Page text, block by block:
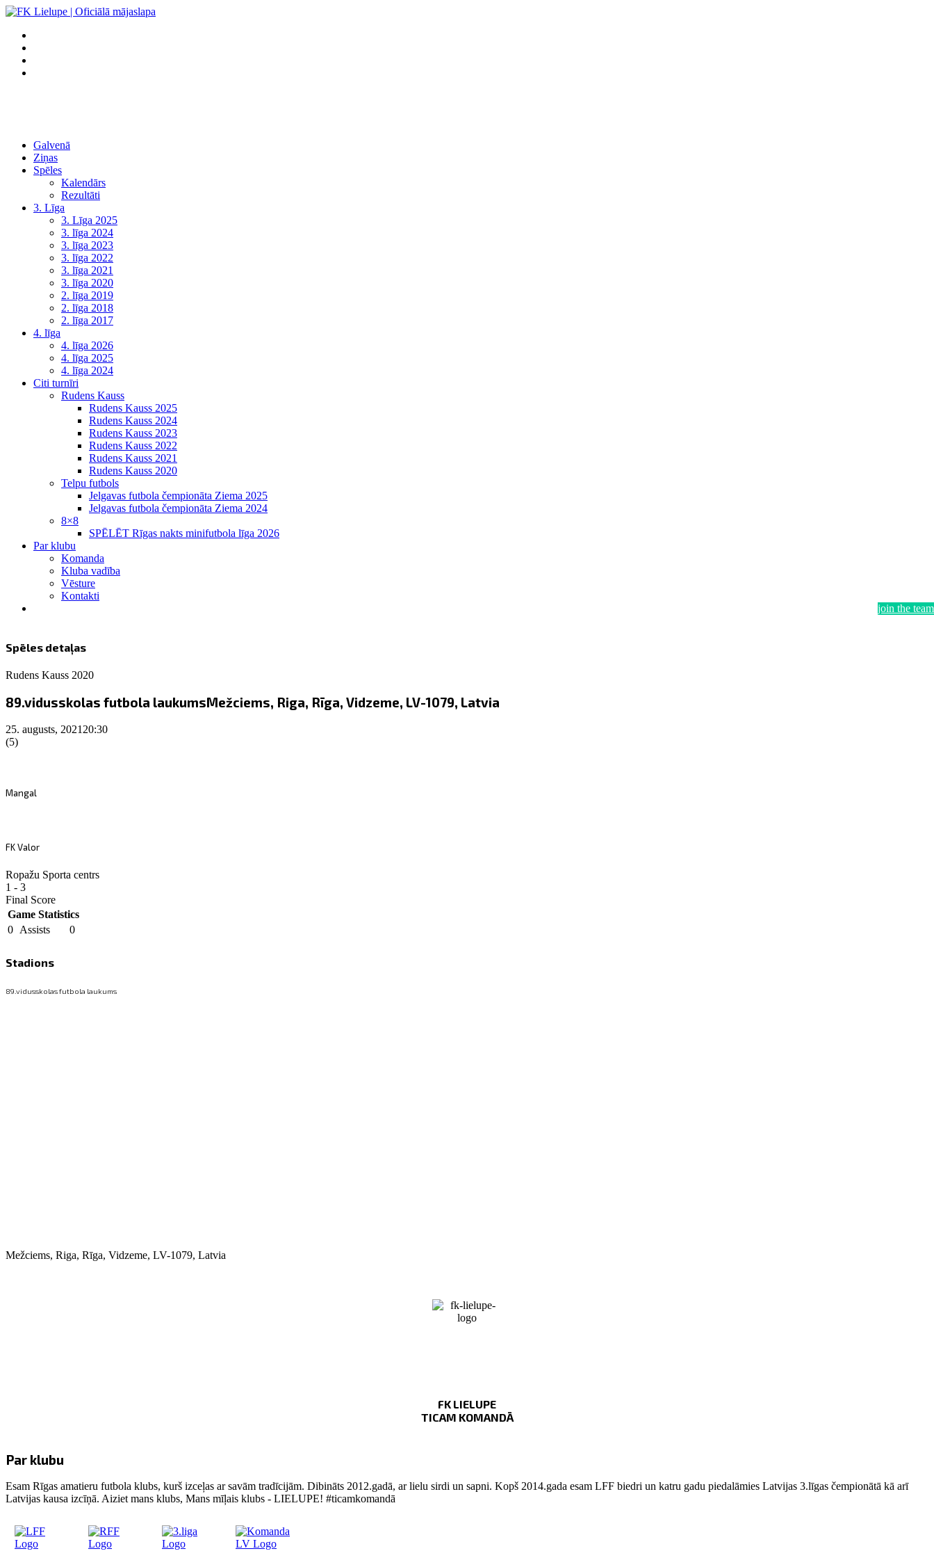
Galvenā
Ziņas
Spēles
Kalendārs
Rezultāti
3. Līga
3. Līga 2025
3. līga 2024
3. līga 2023
3. līga 2022
3. līga 2021
3. līga 2020
2. līga 2019
2. līga 2018
2. līga 2017
4. līga
4. līga 2026
4. līga 2025
4. līga 2024
Citi turnīri
Rudens Kauss
Rudens Kauss 2025
Rudens Kauss 2024
Rudens Kauss 2023
Rudens Kauss 2022
Rudens Kauss 2021
Rudens Kauss 2020
Telpu futbols
Jelgavas futbola čempionāta Ziema 2025
Jelgavas futbola čempionāta Ziema 2024
8×8
SPĒLĒT Rīgas nakts minifutbola līga 2026
Par klubu
Komanda
Kluba vadība
Vēsture
Kontakti
join the team
Spēles detaļas
Rudens Kauss 2020
89.vidusskolas futbola laukumsMežciems, Riga, Rīga, Vidzeme, LV-1079, Latvia
25. augusts, 2021 20:30
(5)
Mangal
FK Valor
Ropažu Sporta centrs
1 - 3
Final Score
Game Statistics
0 Assists 0
Stadions
89.vidusskolas futbola laukums
Mežciems, Riga, Rīga, Vidzeme, LV-1079, Latvia
FK LIELUPE
TICAM KOMANDĀ
Par klubu
Esam Rīgas amatieru futbola klubs, kurš izceļas ar savām tradīcijām. Dibināts 2012.gadā, ar lielu sirdi un sapni. Kopš 2014.gada esam LFF biedri un katru gadu piedalāmies Latvijas 3.līgas čempionātā kā arī
Latvijas kausa izcīņā. Aiziet mans klubs, Mans mīļais klubs - LIELUPE! #ticamkomandā